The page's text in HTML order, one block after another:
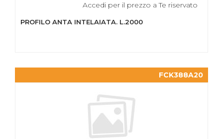
Accedi per il prezzo a Te riservato
PROFILO ANTA INTELAIATA. L.2000
FCK388A20